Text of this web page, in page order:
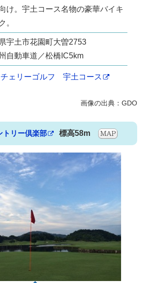
け。宇土コース名物の豪華バイキ
。
宇土市花園町大曽2753
自動車道／松橋IC5km
チェリーゴルフ 宇土コース
トリー倶楽部 標高58m